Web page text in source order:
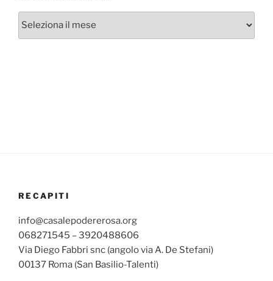
Archivi
RECAPITI
info@casalepodererosa.org
068271545 – 3920488606
Via Diego Fabbri snc (angolo via A. De Stefani)
00137 Roma (San Basilio-Talenti)